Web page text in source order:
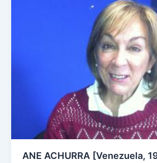
ANE ACHURRA [Venezuela,